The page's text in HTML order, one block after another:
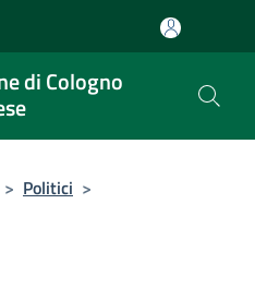
di Cologno
> Politici >